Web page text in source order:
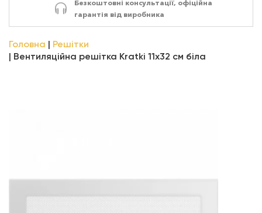
Безкоштовні консультації, офіційна
гарантія від виробника
Головна
Решітки
Вентиляційна решітка Kratki 11х32 см біла